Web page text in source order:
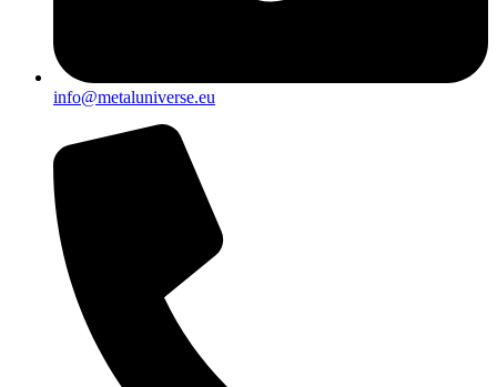
info@metaluniverse.eu